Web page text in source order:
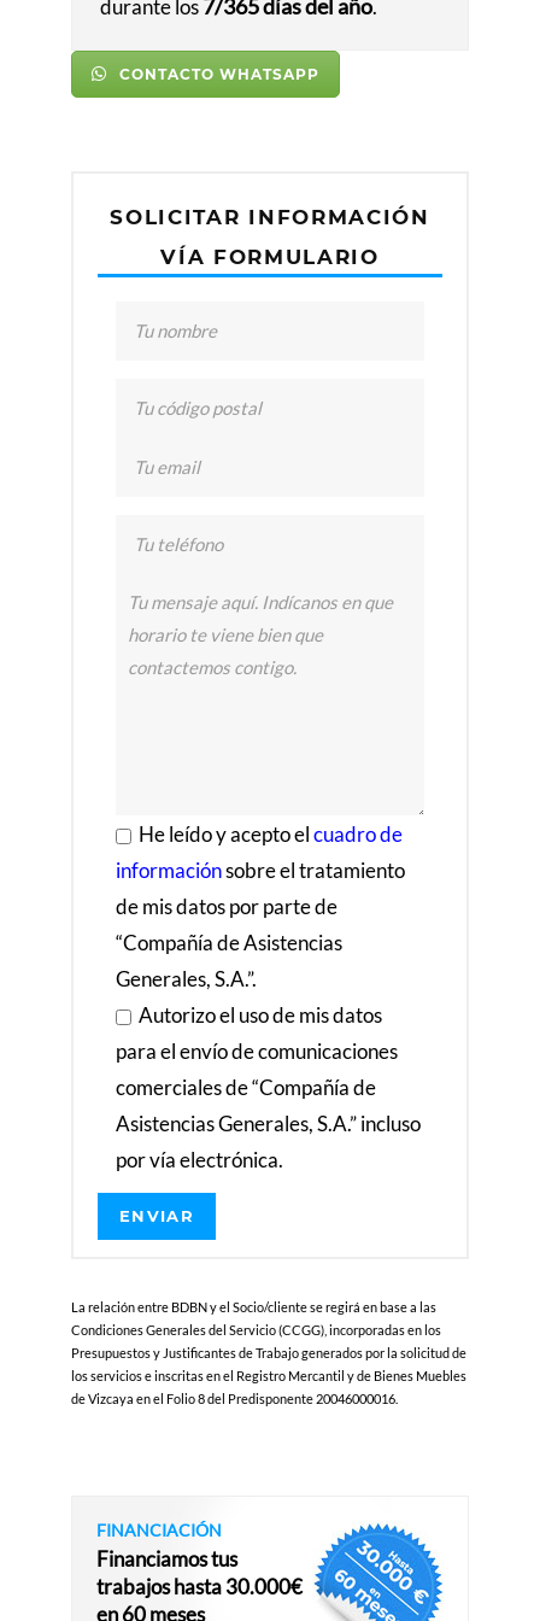
r.
E
l
s
ci
o
e
lo
p
r
t
a
m
bi
é
M
u
y
r
d
a
bl
e
durante los7/365 días del año.
CONTACTO WHATSAPP
SOLICITAR INFORMACIÓN
VÍA FORMULARIO
He leído y acepto elcuadro de
informaciónsobre el tratamiento
de mis datos por parte de
“Compañía de Asistencias
Generales, S.A.”.
Autorizo el uso de mis datos
para el envío de comunicaciones
comerciales de “Compañía de
Asistencias Generales, S.A.” incluso
por vía electrónica.
La relación entre BDBN y el Socio/cliente se regirá en base a las
Condiciones Generales del Servicio (CCGG), incorporadas en los
Presupuestos y Justificantes de Trabajo generados por la solicitud de
los servicios e inscritas en el Registro Mercantil y de Bienes Muebles
de Vizcaya en el Folio 8 del Predisponente 20046000016.
FINANCIACIÓN
Financiamos tus
trabajos hasta 30.000€
en 60 meses